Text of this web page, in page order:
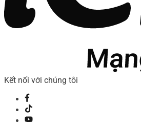
Kết nối với chúng tôi